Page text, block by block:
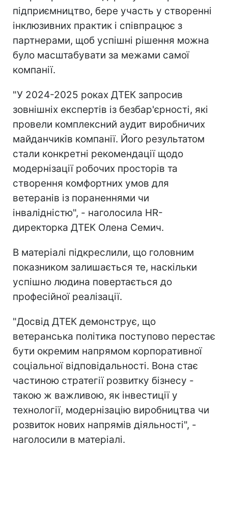
підприємництво, бере участь у створенні
інклюзивних практик і співпрацює з
партнерами, щоб успішні рішення можна
було масштабувати за межами самої
компанії.
"У 2024-2025 роках ДТЕК запросив
зовнішніх експертів із безбар'єрності, які
провели комплексний аудит виробничих
майданчиків компанії. Його результатом
стали конкретні рекомендації щодо
модернізації робочих просторів та
створення комфортних умов для
ветеранів із пораненнями чи
інвалідністю", - наголосила HR-
директорка ДТЕК Олена Семич.
В матеріалі підкреслили, що головним
показником залишається те, наскільки
успішно людина повертається до
професійної реалізації.
"Досвід ДТЕК демонструє, що
ветеранська політика поступово перестає
бути окремим напрямом корпоративної
соціальної відповідальності. Вона стає
частиною стратегії розвитку бізнесу -
такою ж важливою, як інвестиції у
технології, модернізацію виробництва чи
розвиток нових напрямів діяльності", -
наголосили в матеріалі.